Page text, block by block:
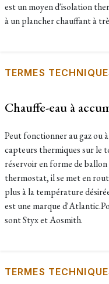
est un moyen d'isolation
à un plancher chauffant à
TERMES
Chauffe-eau à
Peut fonctionner au gaz ou
capteurs thermiques sur le
réservoir en forme de
thermostat, il se met en
plus à la température
est une marque
sont Styx et Aosmith.
TERMES